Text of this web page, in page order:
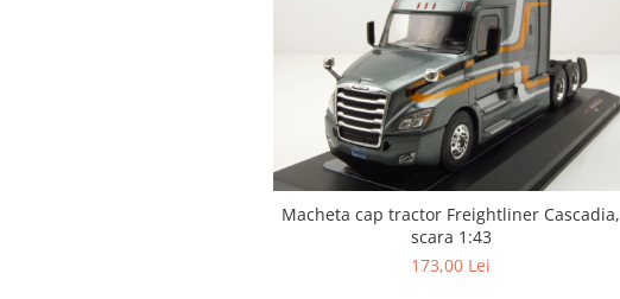
Macheta cap tractor Freightliner Cascadia,
scara 1:43
173,00 Lei